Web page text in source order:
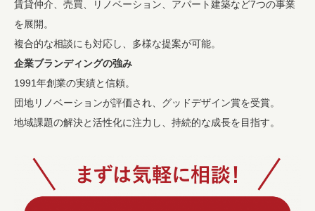
賃貸仲介、売買、リノベーション、アパート建築など7つの事業
を展開。
複合的な相談にも対応し、多様な提案が可能。
企業ブランディングの強み
1991年創業の実績と信頼。
団地リノベーションが評価され、グッドデザイン賞を受賞。
地域課題の解決と活性化に注力し、持続的な成長を目指す。